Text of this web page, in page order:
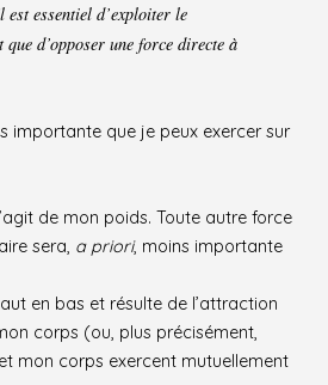
est essentiel d’exploiter le
d’opposer une force directe à
importante que je peux exercer sur
de mon poids. Toute autre force
sera, a priori, moins importante
en bas et résulte de l’attraction
corps (ou, plus précisément,
mon corps exercent mutuellement